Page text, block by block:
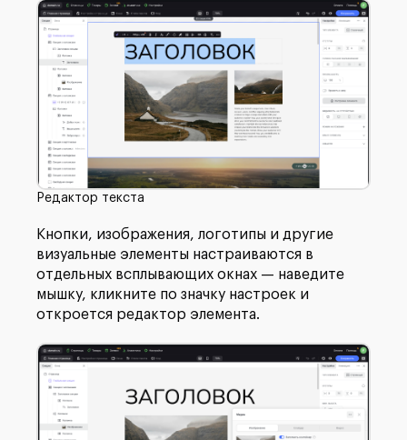
Редактор текста
Кнопки, изображения, логотипы и другие
визуальные элементы настраиваются в
отдельных всплывающих окнах — наведите
мышку, кликните по значку настроек и
откроется редактор элемента.